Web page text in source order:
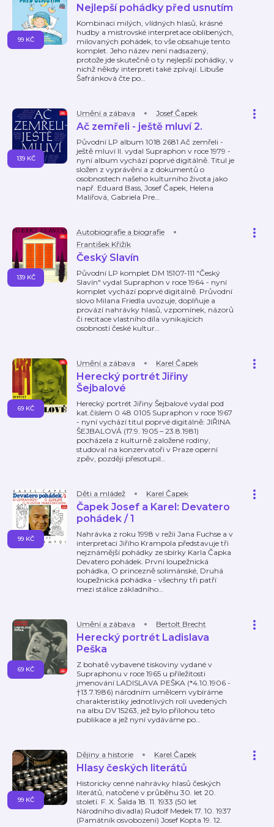
Nejlepší pohádky před usnutím
Kombinaci milých, vlídných hlasů, krásné
hudby a mistrovské interpretace oblíbených,
milovaných pohádek, to vše obsahuje tento
komplet. Jeho název není nadsazený,
protože jde skutečně o ty nejlepší pohádky, v
nichž někdy interpreti také zpívají. Libuše
Šafránková čte po…
99 KČ
Umění a zábava Josef Čapek
Ač zemřeli - ještě mluví 2.
Původní LP album 1018 2681 Ač zemřeli -
ještě mluví II. vydal Supraphon v roce 1979 -
nyní album vychází poprvé digitálně. Titul je
složen z vyprávění a z dokumentů o
osobnostech našeho kulturního života jako
např. Eduard Bass, Josef Čapek, Helena
Malířová, Gabriela Pre…
139 KČ
Autobiografie a biografie
František Křižík
Český Slavín
Původní LP komplet DM 15107-111 "Český
Slavín" vydal Supraphon v roce 1964 - nyní
komplet vychází poprvé digitálně. Průvodní
slovo Milana Friedla uvozuje, doplňuje a
provází nahrávky hlasů, vzpomínek, názorů
či recitace vlastního díla vynikajících
osobností české kultur…
139 KČ
Umění a zábava Karel Čapek
Herecký portrét Jiřiny
Šejbalové
Herecký portrét Jiřiny Šejbalové vydal pod
kat.číslem 0 48 0105 Supraphon v roce 1967
- nyní vychází titul poprvé digitálně: JIŘINA
ŠEJBALOVÁ (17.9. 1905 – 23.8.1981)
pocházela z kulturně založené rodiny,
studoval na konzervatoři v Praze operní
zpěv, později přesotupil…
69 KČ
Děti a mládež Karel Čapek
Čapek Josef a Karel: Devatero
pohádek / 1
Nahrávka z roku 1998 v režii Jana Fuchse a v
interpretaci Jiřího Krampola představuje tři
nejznámější pohádky ze sbírky Karla Čapka
Devatero pohádek. První loupežnická
pohádka, O princezně solimánské, Druhá
loupežnická pohádka - všechny tři patří
mezi stálice základního…
99 KČ
Umění a zábava Bertolt Brecht
Herecký portrét Ladislava
Peška
Z bohatě vybavené tiskoviny vydané v
Supraphonu v roce 1965 u příležitosti
jmenování LADISLAVA PEŠKA (*4.10.1906 -
†13.7.1986) národním umělcem vybíráme
charakteristiky jednotlivých rolí uvedených
na albu DV 15263, jež bylo přílohou této
publikace a jež nyní vydáváme po…
69 KČ
Dějiny a historie Karel Čapek
Hlasy českých literátů
Historicky cenné nahrávky hlasů českých
literátů, natočené v průběhu 30. let 20.
století. F. X. Šalda 18. 11. 1933 (50 let
Národního divadla) Rudolf Medek 17. 10. 1937
(Památník osvobození) Josef Kopta 19. 12.
99 KČ